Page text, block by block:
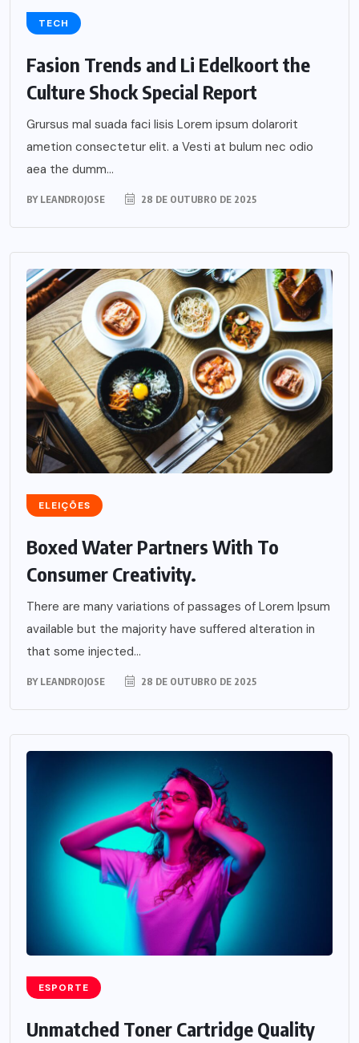
TECH
Fasion Trends and Li Edelkoort the
Culture Shock Special Report
Grursus mal suada faci lisis Lorem ipsum dolarorit
ametion consectetur elit. a Vesti at bulum nec odio
aea the dumm...
BY LEANDROJOSE 28 DE OUTUBRO DE 2025
ELEIÇÕES
Boxed Water Partners With To
Consumer Creativity.
There are many variations of passages of Lorem Ipsum
available but the majority have suffered alteration in
that some injected...
BY LEANDROJOSE 28 DE OUTUBRO DE 2025
ESPORTE
Unmatched Toner Cartridge Quality